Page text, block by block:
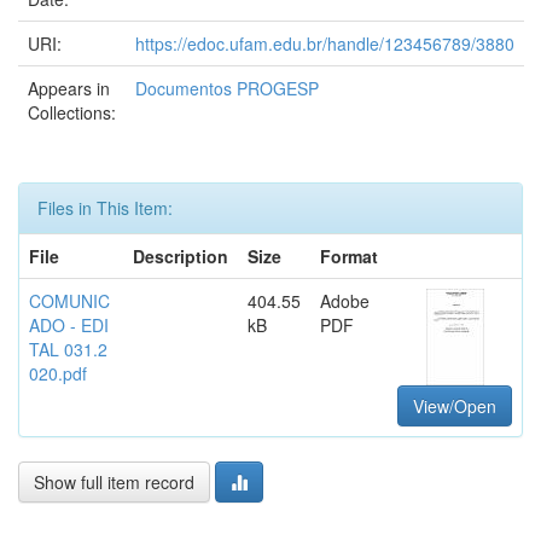
URI:
https://edoc.ufam.edu.br/handle/123456789/3880
Appears in
Collections:
Documentos PROGESP
Files in This Item:
File
Description Size
Format
COMUNIC
ADO - EDI
TAL 031.2
020.pdf
404.55
kB
Adobe
PDF
View/Open
Show full item record